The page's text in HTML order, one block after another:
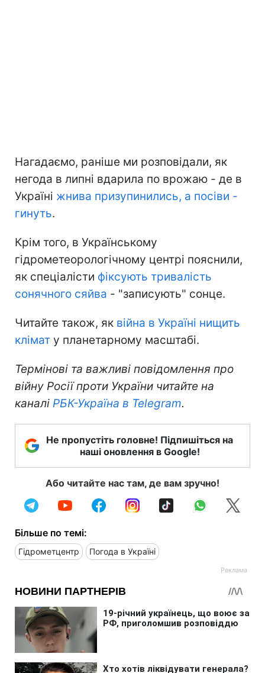
Нагадаємо, раніше ми розповідали, як
негода в липні вдарила по врожаю - де в
Україні жнива призупинились, а посіви -
гинуть.
Крім того, в Українському
гідрометеорологічному центрі пояснили,
як спеціалісти фіксують тривалість
сонячного сяйва - "записують" сонце.
Читайте також, як війна в Україні нищить
клімат у планетарному масштабі.
Термінові та важливі повідомлення про
війну Росії проти України читайте на
каналі РБК-Україна в Telegram.
Не пропустіть головне! Підпишіться на
наші оновлення в Google!
Або читайте нас там, де вам зручно!
Більше по темі:
Гідрометцентр Погода в Україні